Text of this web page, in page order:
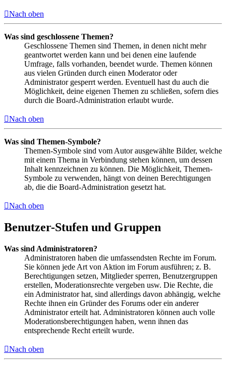
Nach oben
Was sind geschlossene Themen?
Geschlossene Themen sind Themen, in denen nicht mehr
geantwortet werden kann und bei denen eine laufende
Umfrage, falls vorhanden, beendet wurde. Themen können
aus vielen Gründen durch einen Moderator oder
Administrator gesperrt werden. Eventuell hast du auch die
Möglichkeit, deine eigenen Themen zu schließen, sofern dies
durch die Board-Administration erlaubt wurde.
Nach oben
Was sind Themen-Symbole?
Themen-Symbole sind vom Autor ausgewählte Bilder, welche
mit einem Thema in Verbindung stehen können, um dessen
Inhalt kennzeichnen zu können. Die Möglichkeit, Themen-
Symbole zu verwenden, hängt von deinen Berechtigungen
ab, die die Board-Administration gesetzt hat.
Nach oben
Benutzer-Stufen und Gruppen
Was sind Administratoren?
Administratoren haben die umfassendsten Rechte im Forum.
Sie können jede Art von Aktion im Forum ausführen; z. B.
Berechtigungen setzen, Mitglieder sperren, Benutzergruppen
erstellen, Moderationsrechte vergeben usw. Die Rechte, die
ein Administrator hat, sind allerdings davon abhängig, welche
Rechte ihnen ein Gründer des Forums oder ein anderer
Administrator erteilt hat. Administratoren können auch volle
Moderationsberechtigungen haben, wenn ihnen das
entsprechende Recht erteilt wurde.
Nach oben